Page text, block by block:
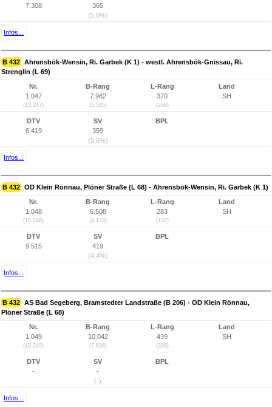
7.308
365
(5,0%)
Infos...
B 432 Ahrensbök-Wensin, Ri. Garbek (K 1) - westl. Ahrensbök-Gnissau, Ri.
Strenglin (L 69)
Nr.
1.047
(13.247)
B-Rang
7.982
(5.585)
L-Rang
370
(269)
Land
SH
DTV
6.419
SV
359
(5,6%)
BPL
Infos...
B 432 OD Klein Rönnau, Plöner Straße (L 68) - Ahrensbök-Wensin, Ri. Garbek (K 1)
Nr.
1.048
(13.246)
B-Rang
6.508
(4.124)
L-Rang
283
(182)
Land
SH
DTV
9.515
SV
419
(4,4%)
BPL
Infos...
B 432 AS Bad Segeberg, Bramstedter Landstraße (B 206) - OD Klein Rönnau,
Plöner Straße (L 68)
Nr.
1.049
(13.245)
B-Rang
10.042
(7.638)
L-Rang
439
(338)
Land
SH
DTV
-
SV
-
(-)
BPL
Infos...